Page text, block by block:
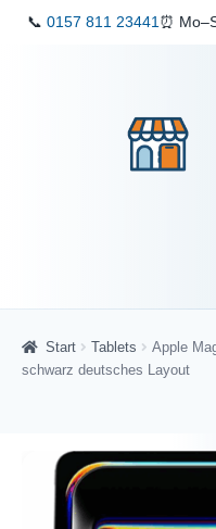
📞 0157 811 23441 ⏰
Startseite
Shop
Verkaufen
Start Tablets
Apple
schwarz deutsches Layout